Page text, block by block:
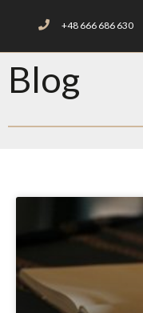
+48 666 686 630
Blog